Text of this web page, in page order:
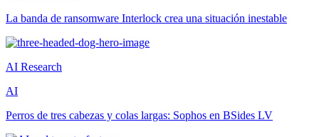
La banda de ransomware Interlock crea una situación inestable
AI Research
AI
Perros de tres cabezas y colas largas: Sophos en BSides LV